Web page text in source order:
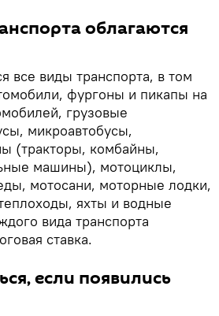
облагаются
все виды транспорта, в том
фургоны и пикапы на
грузовые
микроавтобусы,
(тракторы, комбайны,
машины), мотоциклы,
мотосани, моторные лодки,
яхты и водные
вида транспорта
ставка.
если появились